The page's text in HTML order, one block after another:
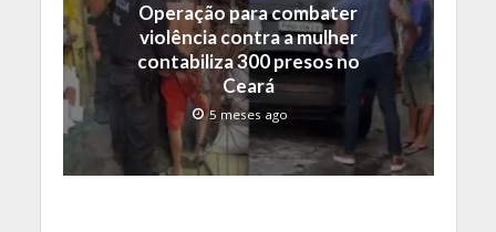
Operação para combater
violência contra a mulher
contabiliza 300 presos no
Ceará
5 meses ago